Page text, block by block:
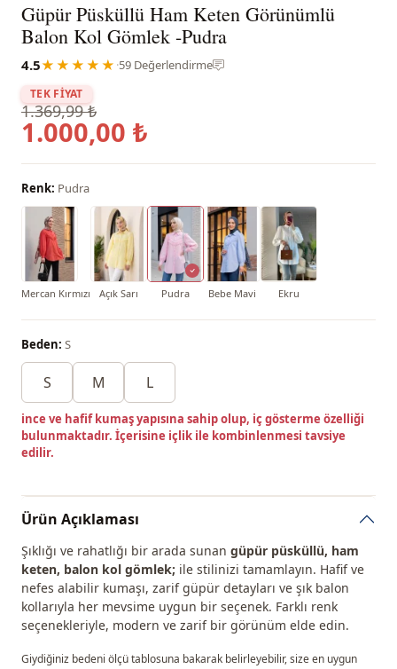
Güpür Püsküllü Ham Keten Görünümlü
Balon Kol Gömlek -Pudra
4.5★★★★★ ·59 Değerlendirme
TEK FİYAT
1.369,99 ₺
1.000,00 ₺
Renk: Pudra
Mercan Kırmızı Açık Sarı Pudra Bebe Mavi Ekru
Beden: S
S M L
ince ve hafif kumaş yapısına sahip olup, iç gösterme özelliği
bulunmaktadır. İçerisine içlik ile kombinlenmesi tavsiye
edilir.
Ürün Açıklaması
Şıklığı ve rahatlığı bir arada sunan güpür püsküllü, ham
keten, balon kol gömlek; ile stilinizi tamamlayın. Hafif ve
nefes alabilir kumaşı, zarif güpür detayları ve şık balon
kollarıyla her mevsime uygun bir seçenek. Farklı renk
seçenekleriyle, modern ve zarif bir görünüm elde edin.
Giydiğiniz bedeni ölçü tablosuna bakarak belirleyebilir, size en uygun